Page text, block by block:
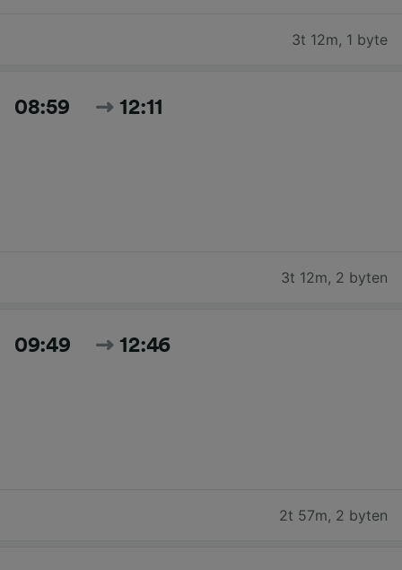
3t 12m, 1 byte
08:59 12:11
3t 12m, 2 byten
09:49 12:46
2t 57m, 2 byten